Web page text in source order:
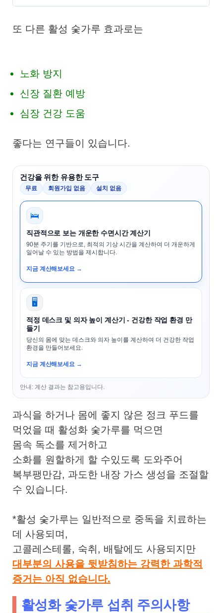
또 다른 활성 숯가루 효과로는
노화 방지
신장 질환 예방
심장 건강 도움
좋다는 연구들이 있습니다.
건강을 위한 유용한 도구
무료 회원가입 없음 설치 없음
🛌
직관적으로 보는 개운한 수면시간 계산기
90분 주기를 기반으로, 최적의 기상 시간을 계산하여 더 개운하게
일어날 수 있는 방법을 제시합니다.
지금 계산해보세요 →
🖥️
적정 데스크 및 의자 높이 계산기 - 건강한 작업 환경 만
들기
당신의 몸에 맞는 데스크와 의자 높이를 계산하여 더 건강한 작업
환경을 만들어보세요.
지금 계산해보세요 →
안내: 계산 결과는 참고용입니다.
과식을 하거나 몸에 좋지 않은 정크 푸드를
먹었을 때 활성화 숯가루를 먹으면
몸속 독소를 제거하고
소화를 원할하게 할 수있도록 도와주어
복부팽만감, 과도한 내장 가스 생성을 조절할
수 있습니다.
*활성 숯가루는 일반적으로 중독을 치료하는
데 사용되며,
고콜레스테롤, 숙취, 배탈에도 사용되지만
대부분의 사용을 뒷받침하는 강력한 과학적
증거는 아직 없습니다.
활성화 숯가루 섭취 주의사항